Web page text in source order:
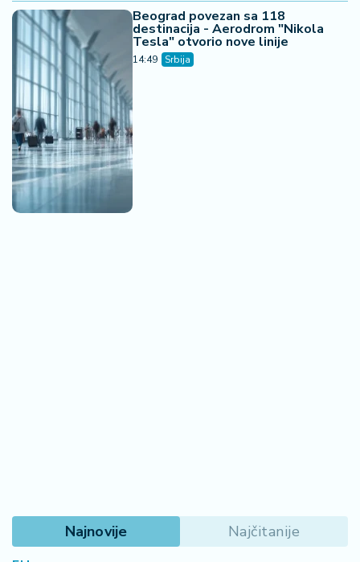
Beograd povezan sa 118
destinacija - Aerodrom "Nikola
Tesla" otvorio nove linije
14:49 Srbija
Najnovije Najčitanije